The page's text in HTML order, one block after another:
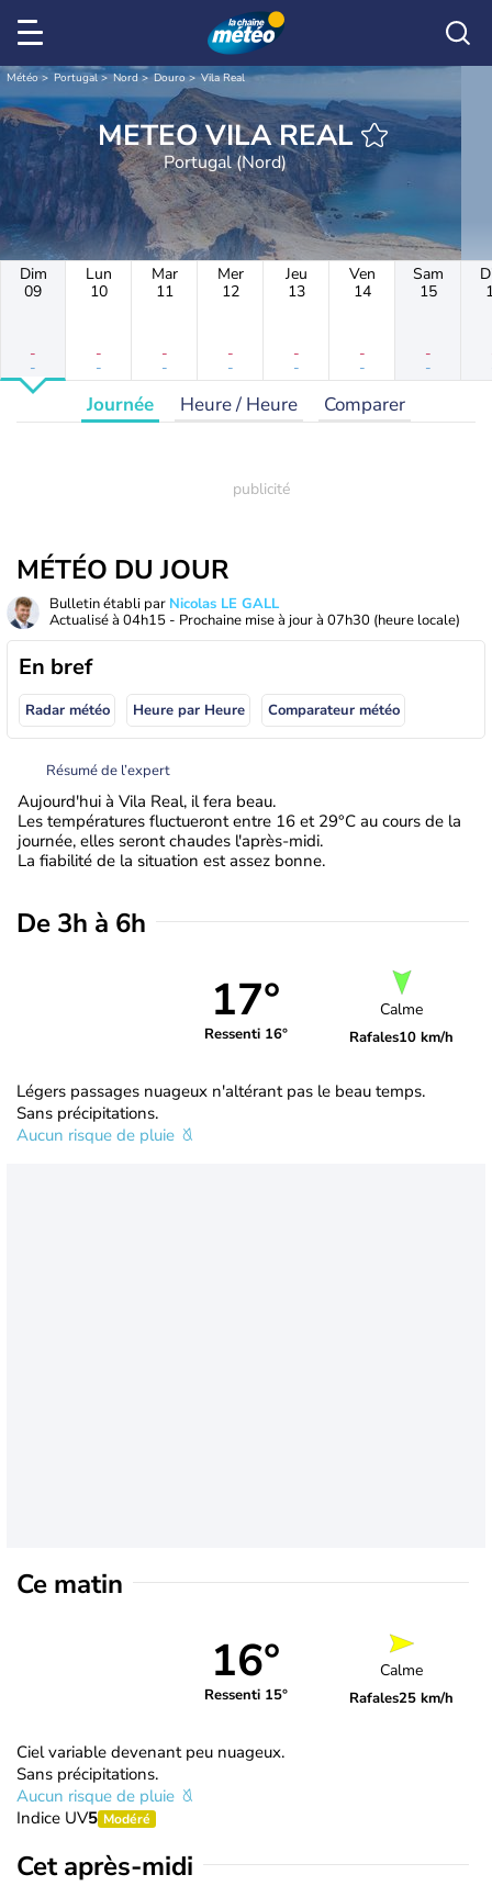
Météo Portugal Nord Douro Vila Real
METEO VILA REAL
Portugal (Nord)
Dim
09
-
-
Lun
10
-
-
Mar
11
-
-
Mer
12
-
-
Jeu
13
-
-
Ven
14
-
-
Sam
15
-
-
Journée Heure / Heure Comparer
MÉTÉO DU JOUR
Bulletin établi par Nicolas LE GALL
Actualisé à 04h15 - Prochaine mise à jour à 07h30 (heure locale)
En bref
Radar météo Heure par Heure Comparateur météo
Résumé de l’expert
Aujourd'hui à Vila Real, il fera beau.
Les températures fluctueront entre 16 et 29°C au cours de la
journée, elles seront chaudes l'après-midi.
La fiabilité de la situation est assez bonne.
De 3h à 6h
17°
Ressenti 16°
Calme
Rafales10 km/h
Légers passages nuageux n'altérant pas le beau temps.
Sans précipitations.
Aucun risque de pluie
Ce matin
16°
Ressenti 15°
Calme
Rafales25 km/h
Ciel variable devenant peu nuageux.
Sans précipitations.
Aucun risque de pluie
Indice UV5 Modéré
Cet après-midi